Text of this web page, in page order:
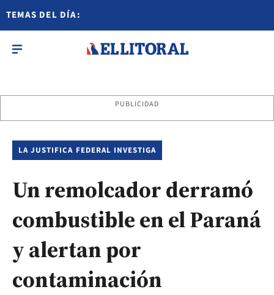
TEMAS DEL DÍA:
PUBLICIDAD
LA JUSTIFICA FEDERAL INVESTIGA
Un remolcador derramó
combustible en el Paraná
y alertan por
contaminación